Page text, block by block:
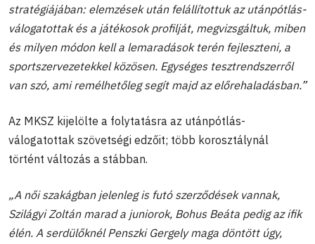
stratégiájában: elemzések után felállítottuk az utánpótlás-
válogatottak és a játékosok profilját, megvizsgáltuk, miben
és milyen módon kell a lemaradások terén fejleszteni, a
sportszervezetekkel közösen. Egységes tesztrendszerről
van szó, ami remélhetőleg segít majd az előrehaladásban.”
Az MKSZ kijelölte a folytatásra az utánpótlás-
válogatottak szövetségi edzőit; több korosztálynál
történt változás a stábban.
„A női szakágban jelenleg is futó szerződések vannak,
Szilágyi Zoltán marad a juniorok, Bohus Beáta pedig az ifik
élén. A serdülőknél Penszki Gergely maga döntött úgy,